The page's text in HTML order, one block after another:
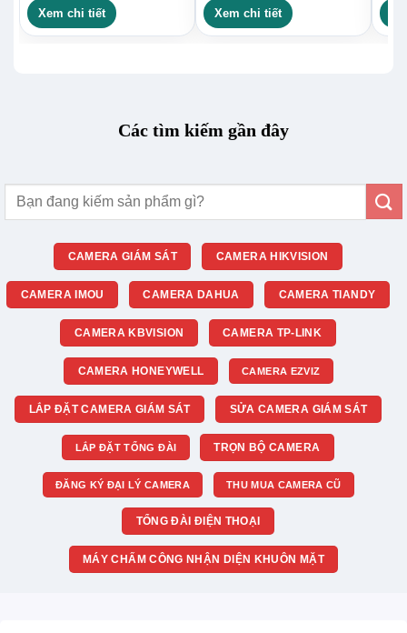
Xem chi tiết
Xem chi tiết
Các tìm kiếm gần đây
Tìm
CAMERA GIÁM SÁT CAMERA HIKVISION
CAMERA IMOU CAMERA DAHUA CAMERA TIANDY
CAMERA KBVISION CAMERA TP-LINK
CAMERA HONEYWELL CAMERA EZVIZ
LẮP ĐẶT CAMERA GIÁM SÁT SỬA CAMERA GIÁM SÁT
LẮP ĐẶT TỔNG ĐÀI TRỌN BỘ CAMERA
ĐĂNG KÝ ĐẠI LÝ CAMERA THU MUA CAMERA CŨ
TỔNG ĐÀI ĐIỆN THOẠI
MÁY CHẤM CÔNG NHẬN DIỆN KHUÔN MẶT